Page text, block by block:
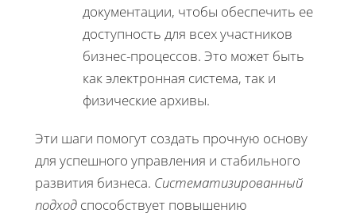
документации, чтобы обеспечить ее
доступность для всех участников
бизнес-процессов. Это может быть
как электронная система, так и
физические архивы.
Эти шаги помогут создать прочную основу
для успешного управления и стабильного
развития бизнеса. Систематизированный
подход способствует повышению